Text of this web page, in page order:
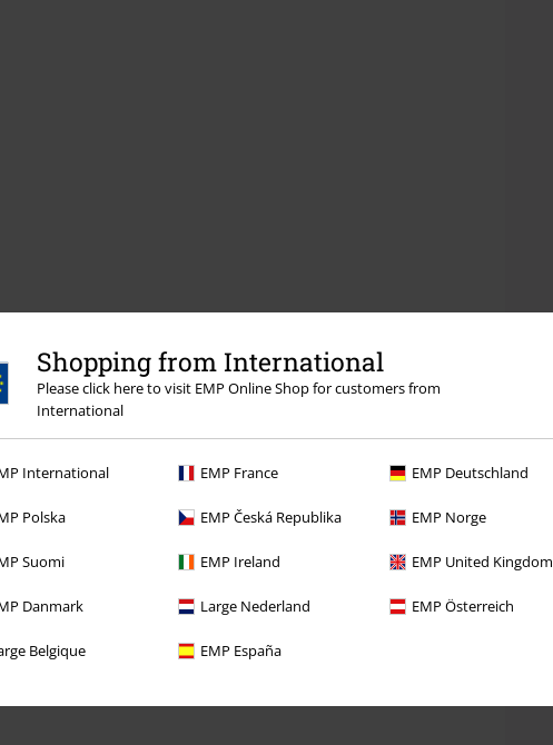
Shopping from International
Please click here to visit EMP Online Shop for customers from
International
International EMP France EMP Deutschland
Polska EMP Česká Republika EMP Norge
Suomi EMP Ireland EMP United Kingdom
Danmark Large Nederland EMP Österreich
Belgique EMP España